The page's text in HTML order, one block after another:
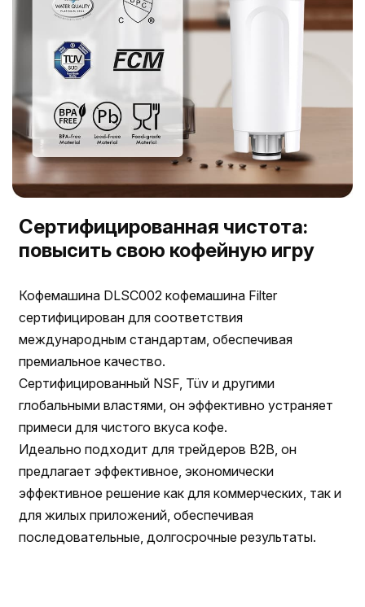
Сертифицированная чистота:
повысить свою кофейную игру
Кофемашина DLSC002 кофемашина Filter
сертифицирован для соответствия
международным стандартам, обеспечивая
премиальное качество.
Сертифицированный NSF, Tüv и другими
глобальными властями, он эффективно устраняет
примеси для чистого вкуса кофе.
Идеально подходит для трейдеров B2B, он
предлагает эффективное, экономически
эффективное решение как для коммерческих, так и
для жилых приложений, обеспечивая
последовательные, долгосрочные результаты.